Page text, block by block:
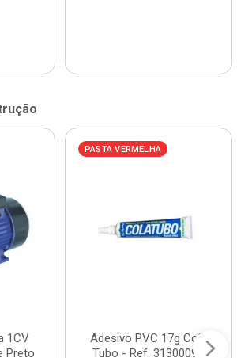
1CV
Preto
PASTA VERMELHA
Adesivo PVC 17g Cola
Tubo - Ref. 3130009 -